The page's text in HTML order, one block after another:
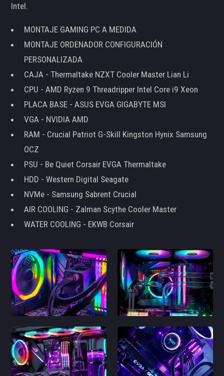
Intel.
MONTAJE GAMING PC A MEDIDA
MONTAJE ORDENADOR CONFIGURACIÓN
PERSONALIZADA
CAJA - Thermaltake NZXT Cooler Master Lian Li
CPU - AMD Ryzen 9 Threadripper Intel Core i9 Xeon
PLACA BASE - ASUS EVGA GIGABYTE MSI
VGA - NVIDIA AMD
RAM - Crucial Patriot G-Skill Kingston Hynix Samsung
OCZ
PSU - Be Quiet Corsair EVGA Thermaltake
HDD - Western Digital Seagate
NVMe - Samsung Sabrent Crucial
AIR COOLING - Zalman Scythe Cooler Master
WATER COOLING - EKWB Corsair